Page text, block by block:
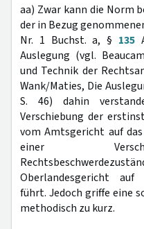
aa) Zwar kann die Norm
der in Bezug
Nr. 1 Buchst. a, § 135
Auslegung (vgl.
und Technik der
Wank/Maties, Die
S. 46) dahin
Verschiebung der
vom Amtsgericht auf
einer
Oberlandesgericht auf
führt. Jedoch griffe eine
methodisch zu kurz.